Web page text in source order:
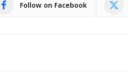
Follow on Facebook